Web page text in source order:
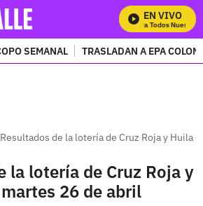
EN VIVO
Mira Todos Nuestros
SEMANAL TRASLADAN A EPA
Resultados de la lotería de Cruz Roja y Huila
la lotería de Cruz Roja y
26 de abril